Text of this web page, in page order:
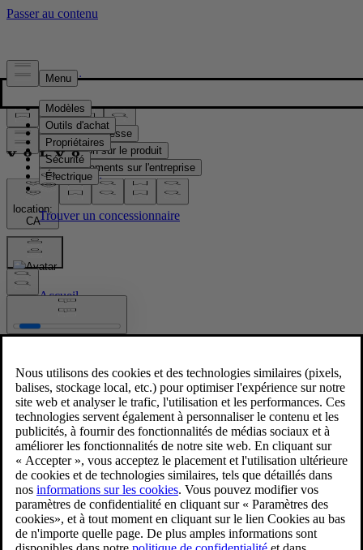
Presse & Médias
Matériel de presse
Information sur le produit
Renseignements sur l'entreprise
Contacts médias
location:
CA
Images
Accueil
/
Volvo EX30 Cloud Blue
4/11/2024
Favoris
Partager
Télécharger